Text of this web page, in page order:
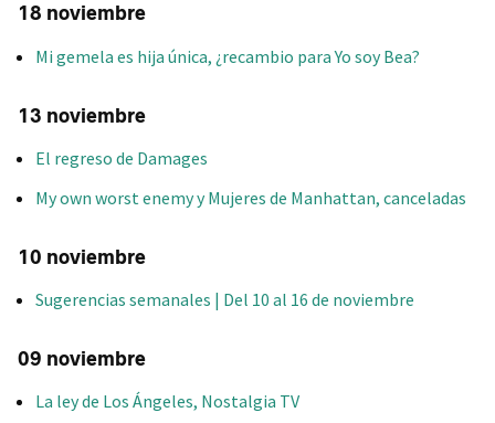
18 noviembre
Mi gemela es hija única, ¿recambio para Yo soy Bea?
13 noviembre
El regreso de Damages
My own worst enemy y Mujeres de Manhattan, canceladas
10 noviembre
Sugerencias semanales | Del 10 al 16 de noviembre
09 noviembre
La ley de Los Ángeles, Nostalgia TV